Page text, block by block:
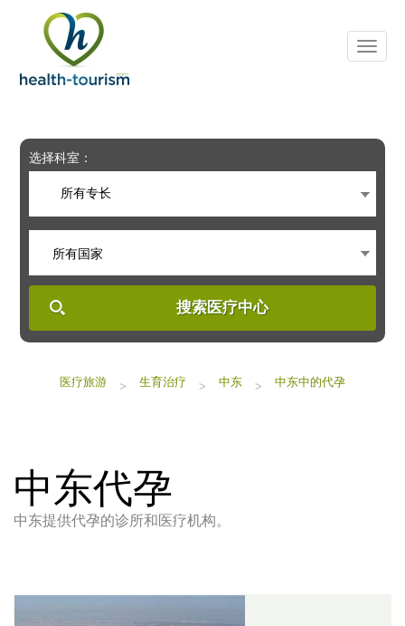
includes
system.
选择科室：
所有专长
所有国家
搜索医疗中心
医疗旅游 > 生育治疗 > 中东 > 中东中的代孕
中东代孕
中东提供代孕的诊所和医疗机构。